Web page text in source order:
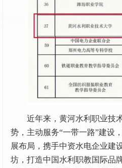
近年来，黄河水利职业技
势，主动服务“一带一路”建设
展布局，携手中资水电企业建
坊，打造中国水利职教国际品